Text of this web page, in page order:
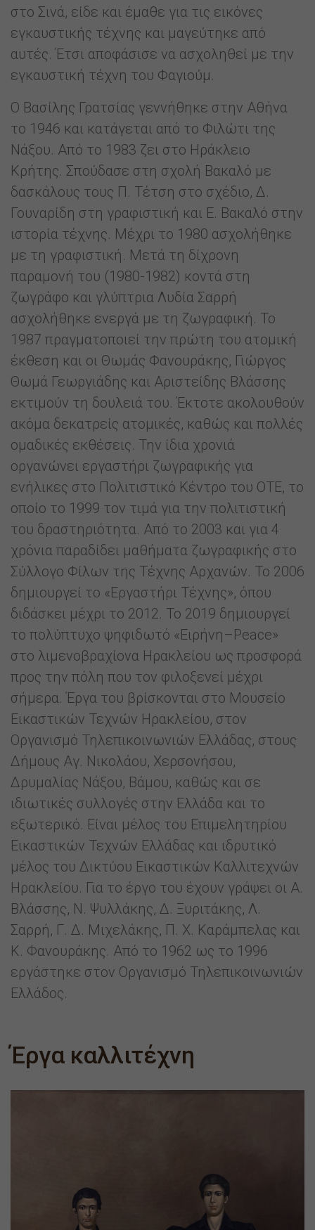
στο Σινά, είδε και έμαθε για τις εικόνες
εγκαυστικής τέχνης και μαγεύτηκε από
αυτές. Έτσι αποφάσισε να ασχοληθεί με την
εγκαυστική τέχνη του Φαγιούμ.
Ο Βασίλης Γρατσίας γεννήθηκε στην Αθήνα
το 1946 και κατάγεται από το Φιλώτι της
Νάξου. Από το 1983 ζει στο Ηράκλειο
Κρήτης. Σπούδασε στη σχολή Βακαλό με
δασκάλους τους Π. Τέτση στο σχέδιο, Δ.
Γουναρίδη στη γραφιστική και Ε. Βακαλό στην
ιστορία τέχνης. Μέχρι το 1980 ασχολήθηκε
με τη γραφιστική. Μετά τη δίχρονη
παραμονή του (1980-1982) κοντά στη
ζωγράφο και γλύπτρια Λυδία Σαρρή
ασχολήθηκε ενεργά με τη ζωγραφική. Το
1987 πραγματοποιεί την πρώτη του ατομική
έκθεση και οι Θωμάς Φανουράκης, Γιώργος
Θωμά Γεωργιάδης και Αριστείδης Βλάσσης
εκτιμούν τη δουλειά του. Έκτοτε ακολουθούν
ακόμα δεκατρείς ατομικές, καθώς και πολλές
ομαδικές εκθέσεις. Την ίδια χρονιά
οργανώνει εργαστήρι ζωγραφικής για
ενήλικες στο Πολιτιστικό Κέντρο του ΟΤΕ, το
οποίο το 1999 τον τιμά για την πολιτιστική
του δραστηριότητα. Από το 2003 και για 4
χρόνια παραδίδει μαθήματα ζωγραφικής στο
Σύλλογο Φίλων της Τέχνης Αρχανών. Το 2006
δημιουργεί το «Εργαστήρι Τέχνης», όπου
διδάσκει μέχρι το 2012. Το 2019 δημιουργεί
το πολύπτυχο ψηφιδωτό «Ειρήνη–Peace»
στο λιμενοβραχίονα Ηρακλείου ως προσφορά
προς την πόλη που τον φιλοξενεί μέχρι
σήμερα. Έργα του βρίσκονται στο Μουσείο
Εικαστικών Τεχνών Ηρακλείου, στον
Οργανισμό Τηλεπικοινωνιών Ελλάδας, στους
Δήμους Αγ. Νικολάου, Χερσονήσου,
Δρυμαλίας Νάξου, Βάμου, καθώς και σε
ιδιωτικές συλλογές στην Ελλάδα και το
εξωτερικό. Είναι μέλος του Επιμελητηρίου
Εικαστικών Τεχνών Ελλάδας και ιδρυτικό
μέλος του Δικτύου Εικαστικών Καλλιτεχνών
Ηρακλείου. Για το έργο του έχουν γράψει οι Α.
Βλάσσης, Ν. Ψυλλάκης, Δ. Ξυριτάκης, Λ.
Σαρρή, Γ. Δ. Μιχελάκης, Π. Χ. Καράμπελας και
Κ. Φανουράκης. Από το 1962 ως το 1996
εργάστηκε στον Οργανισμό Τηλεπικοινωνιών
Ελλάδος.
Έργα καλλιτέχνη